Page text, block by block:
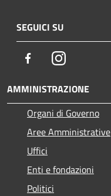
SEGUICI SU
FacebookInstagram
AMMINISTRAZIONE
Organi di Governo
Aree Amministrative
Uffici
Enti e fondazioni
Politici